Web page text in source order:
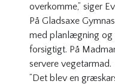
overkomme,” siger
På Gladsaxe
med planlægning og
forsigtigt. På
servere vegetarmad.
”Det blev en